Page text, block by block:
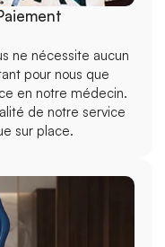
ne nécessite aucun
pour nous que
en notre médecin.
de notre service
sur place.